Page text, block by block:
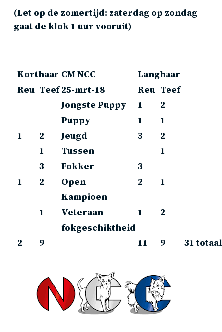
(Let op de zomertijd: zaterdag op zondag
gaat de klok 1 uur vooruit)
Korthaar CM NCC
Langhaar
Reu Teef 25-mrt-18 Reu Teef
Jongste Puppy
1
2
Puppy
1
1
1
2 Jeugd 3
2
1
Tussen
1
3
Fokker
3
1
2 Open 2
1
Kampioen
1
Veteraan 1
2
fokgeschiktheid
2
9 11 9 31 totaal